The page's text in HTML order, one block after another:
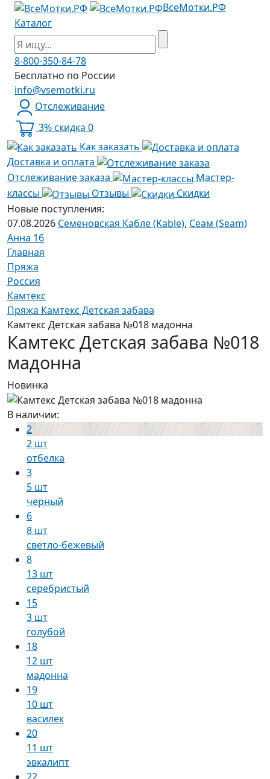
ВсеМотки.РФ
Каталог
8-800-350-84-78
Бесплатно по России
info@vsemotki.ru
Отслеживание
3% скидка 0
Как заказать
Доставка и оплата
Отслеживание заказа
Мастер-
классы
Отзывы
Скидки
Новые поступления:
07.08.2026 Семеновская Кабле (Kable), Сеам (Seam)
Анна 16
Главная
Пряжа
Россия
Камтекс
Пряжа Камтекс Детская забава
Камтекс Детская забава №018 мадонна
Камтекс Детская забава №018
мадонна
Новинка
В наличии:
2
2 шт
отбелка
3
5 шт
черный
6
8 шт
светло-бежевый
8
13 шт
серебристый
15
3 шт
голубой
18
12 шт
мадонна
19
10 шт
василек
20
11 шт
эвкалипт